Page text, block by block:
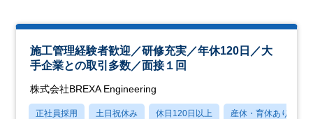
施工管理経験者歓迎／研修充実／年休120日／大
手企業との取引多数／面接１回
株式会社BREXA Engineering
正社員採用 土日祝休み 休日120日以上 産休・育休あり